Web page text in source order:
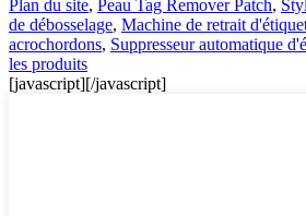
Plan du site, Peau Tag Remover Patch,
de débosselage, Machine de retrait
acrochordons, Suppresseur automatique
les produits
[javascript][/javascript]